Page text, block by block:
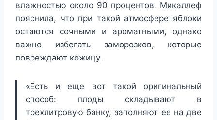
влажностью около 90 процентов. Микаллеф
пояснила, что при такой атмосфере яблоки
остаются сочными и ароматными, однако
важно избегать заморозков, которые
повреждают кожицу.
«Есть и еще вот такой оригинальный
способ: плоды складывают в
трехлитровую банку, заполняют ее на две